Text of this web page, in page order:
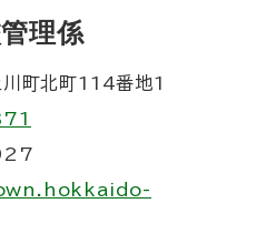
理係
川町北町114番地1